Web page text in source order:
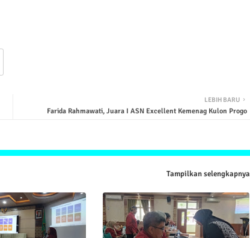
LEBIH BARU
Farida Rahmawati, Juara I ASN Excellent Kemenag Kulon Progo
Tampilkan selengkapnya